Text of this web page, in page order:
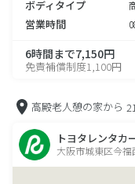
ボディタイプ
営業時間
6時間まで7,150円
免責補償制度1,100円
高殿老人憩の家から
トヨタレンタカ
大阪市城東区今福